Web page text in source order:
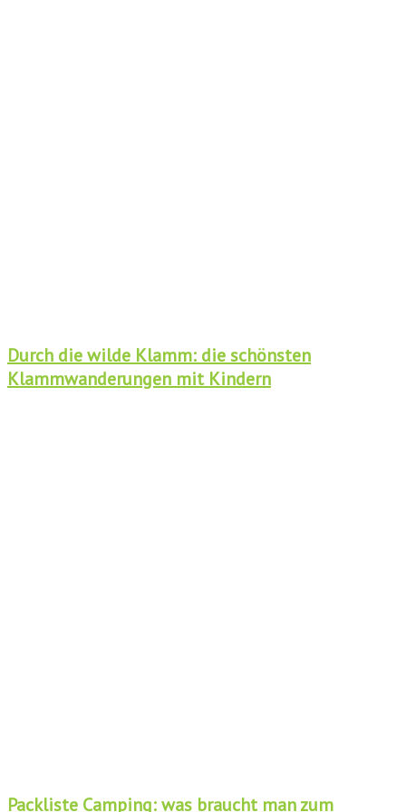
Durch die wilde Klamm: die schönsten
Klammwanderungen mit Kindern
Packliste Camping: was braucht man zum